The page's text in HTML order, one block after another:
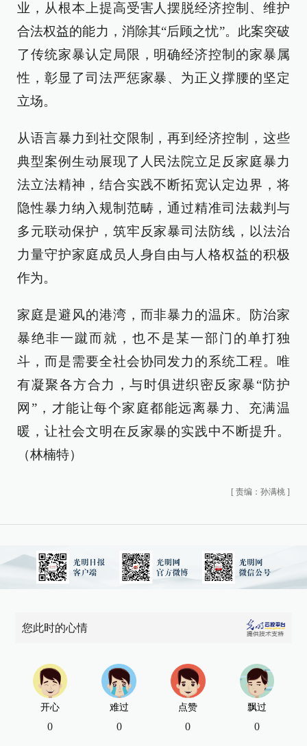
业，从根本上提高受害人摆脱经济控制、维护
合法权益的能力，消除其“后顾之忧”。此案突破
了传统家暴认定局限，明确经济控制的家暴属
性，彰显了司法严惩家暴、为正义撑腰的坚定
立场。
从语言暴力到社交限制，再到经济控制，这些
典型案例生动展现了人民法院立足反家庭暴力
法立法精神，结合实践不断拓宽认定边界，将
隐性暴力纳入规制范畴，通过精准司法裁判与
多元联动保护，筑牢反家暴司法防线，以法治
力量守护家庭成员人身自由与人格权益的积极
作为。
家庭是避风的港湾，而非暴力的温床。防治家
暴绝非一蹴而就，也不是某一部门的单打独
斗，而是需要全社会协同发力的系统工程。唯
有凝聚各方合力，与时俱进织密反家暴“防护
网”，才能让每个家庭都能远离暴力、充满温
暖，让社会文明在反家暴的实践中不断提升。
（林楠特）
[ 责编：孙满桃 ]
您此时的心情
开心
0
难过
0
点赞
0
飘过
0